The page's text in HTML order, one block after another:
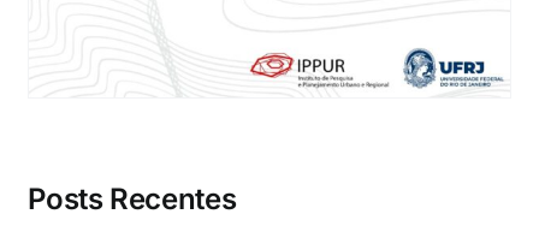
Posts Recentes